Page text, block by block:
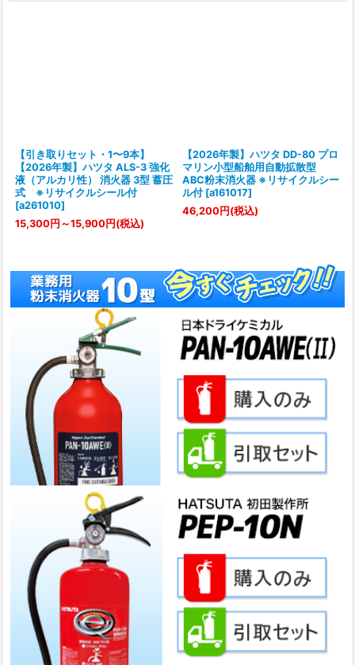
【引き取りセット・1〜9本】
【2026年製】ハツタ ALS-3 強化
液（アルカリ性） 消火器 3型 蓄圧
式 ※リサイクルシール付
[a261010]
15,300円 ～15,900円 (税込)
【2026年製】ハツタ DD-80 プロ
マリン小型船舶用自動拡散型
ABC粉末消火器 ※リサイクルシー
ル付 [a161017]
46,200円 (税込)